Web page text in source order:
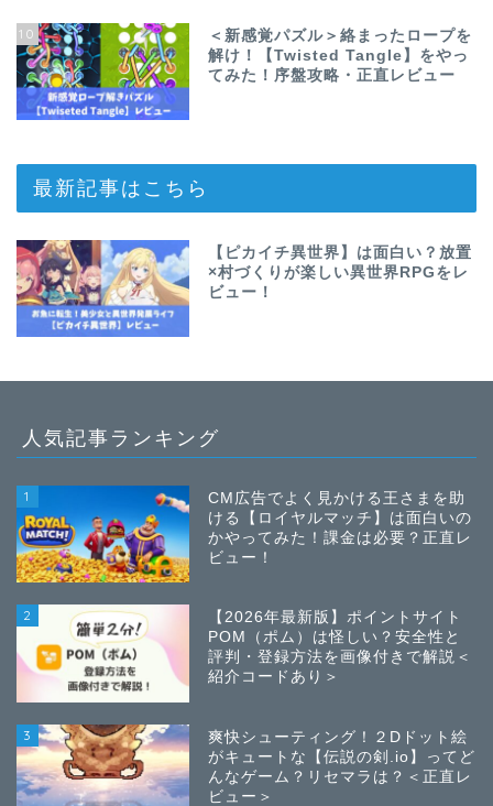
10
＜新感覚パズル＞絡まったロープを
解け！【Twisted Tangle】をやっ
てみた！序盤攻略・正直レビュー
最新記事はこちら
【ピカイチ異世界】は面白い？放置
×村づくりが楽しい異世界RPGをレ
ビュー！
人気記事ランキング
1
CM広告でよく見かける王さまを助
ける【ロイヤルマッチ】は面白いの
かやってみた！課金は必要？正直レ
ビュー！
2
【2026年最新版】ポイントサイト
POM（ポム）は怪しい？安全性と
評判・登録方法を画像付きで解説＜
紹介コードあり＞
3
爽快シューティング！２Dドット絵
がキュートな【伝説の剣.io】ってど
んなゲーム？リセマラは？＜正直レ
ビュー＞